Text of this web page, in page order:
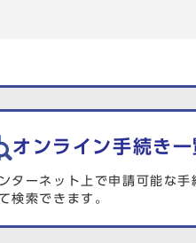
オンライン手続き一
ターネット上で申請可能な手
検索できます。